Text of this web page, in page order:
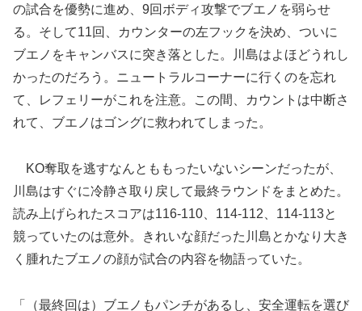
の試合を優勢に進め、9回ボディ攻撃でブエノを弱らせ
る。そして11回、カウンターの左フックを決め、ついに
ブエノをキャンバスに突き落とした。川島はよほどうれし
かったのだろう。ニュートラルコーナーに行くのを忘れ
て、レフェリーがこれを注意。この間、カウントは中断さ
れて、ブエノはゴングに救われてしまった。
KO奪取を逃すなんとももったいないシーンだったが、
川島はすぐに冷静さ取り戻して最終ラウンドをまとめた。
読み上げられたスコアは116-110、114-112、114-113と
競っていたのは意外。きれいな顔だった川島とかなり大き
く腫れたブエノの顔が試合の内容を物語っていた。
「（最終回は）ブエノもパンチがあるし、安全運転を選び